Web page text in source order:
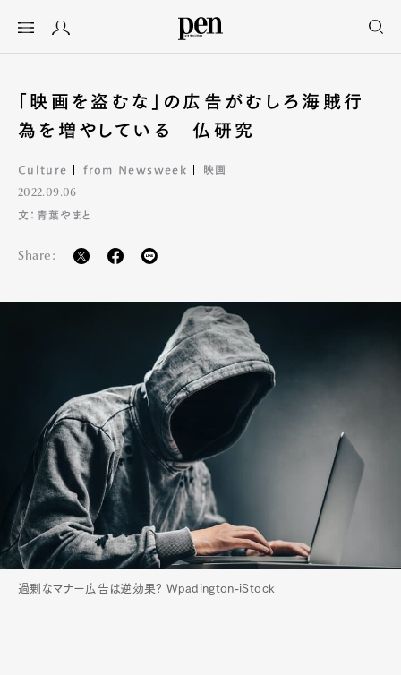
「映画を盗むな」の広告がむしろ海賊行
為を増やしている 仏研究
Culture from Newsweek 映画
2022.09.06
文：青葉やまと
Share:
過剰なマナー広告は逆効果? Wpadington-iStock